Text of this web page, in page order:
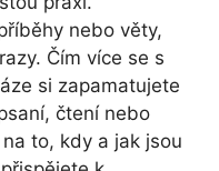
nebo věty,
Čím více se s
si zapamatujete
čtení nebo
to, kdy a jak jsou